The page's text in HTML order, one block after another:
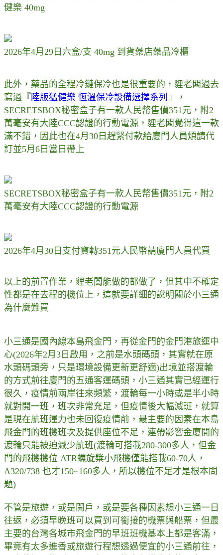
健樂 40mg
2026年4月29日六盒/支 40mg 到貨藥店藥品冷櫃
此外，藥品的全程冷鏈保冷也是很重要的，貍老闆過去
寫過『陸版猛健樂 恆溫保冷設備選擇系列 』，
SECRETSBOX秘密盒子有一款人民幣售價351元，附2
萬毫安有大陸CCC認證的行動電源，貍老闆覺得這一款
滿不錯，因此也在4月30日趕緊付款給廈門人員煩請代
訂並5月6日當日帶上
SECRETSBOX秘密盒子有一款人民幣售價351元，附2
萬毫安有大陸CCC認證的行動電源
2026年4月30日支付寶轉351元人民幣請廈門人員代買
以上的前置作業，貍老闆能做的都做了，但其中不確定
性都是在去程的機位上，這就要詳細的說明關於小三通
為什麼難買
小三通是國內線本島飛金門，再從金門的金門港旅運中
心(2026年2月3日啟用，之前是水頭碼頭，其實就在原
水頭碼頭旁，只是環境設備更新更舒適)出境並搭渡輪
的方式前往廈門的五通客運碼頭，小三通其實已經運行
很久，疫情前兩岸往來頻繁，渡輪每一小時或是半小時
就對開一班，班次非常充足，但疫情後大幅減班，就算
是現在航班運力也未回復疫情前，最主要的因素在本島
飛金門的班機班次及提供座位不足，連帶影響金廈間的
渡輪只能被迫減少航班(渡輪可搭載280-300多人，但金
門的飛機機位 ATR螺旋槳小飛機僅能搭載60-70人，
A320/738 也才150~160多人，所以機位不足才是根本問
題)
不管是旅遊，或是開戶，或是要各種因素想小三通一日
往返，必須早晚班可以買到可銜接的機票與船票，但最
主要的台灣各城市飛金門的早班班機基本上都是客滿，
畢竟有太多進香或旅遊行程想透過便宜的小三通前往，